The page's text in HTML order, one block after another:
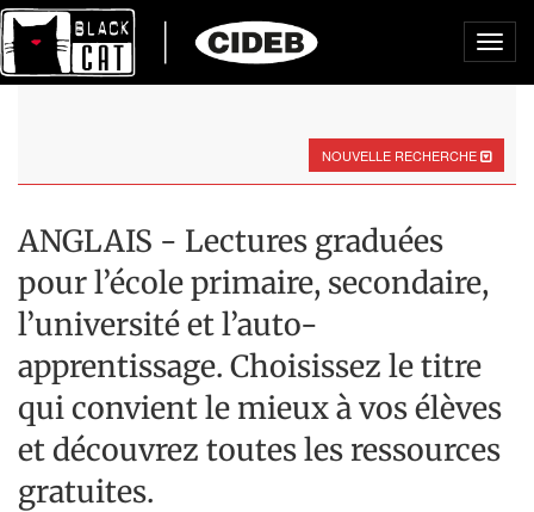
NOUVELLE RECHERCHE
ANGLAIS - Lectures graduées
pour l’école primaire, secondaire,
l’université et l’auto-
apprentissage. Choisissez le titre
qui convient le mieux à vos élèves
et découvrez toutes les ressources
gratuites.